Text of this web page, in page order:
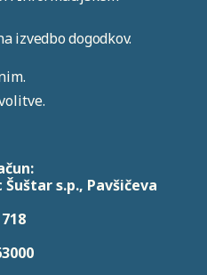
izvedbo dogodkov.
s.p., Pavšičeva